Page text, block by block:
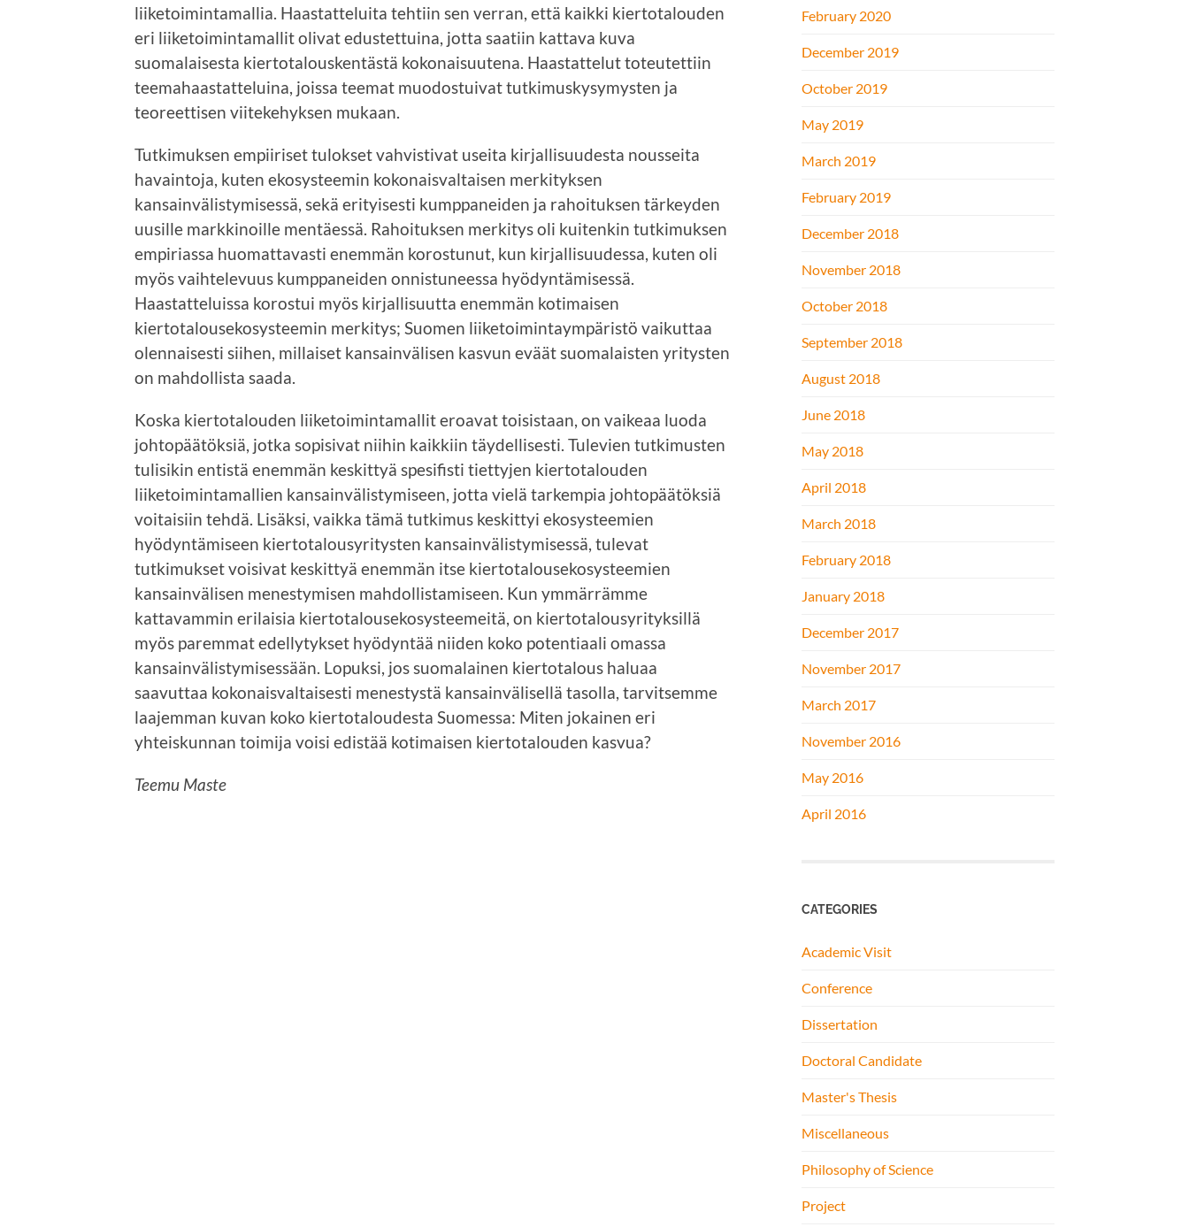
liiketoimintamallia. Haastatteluita tehtiin sen verran, että kaikki kiertotalouden
eri liiketoimintamallit olivat edustettuina, jotta saatiin kattava kuva
suomalaisesta kiertotalouskentästä kokonaisuutena. Haastattelut toteutettiin
teemahaastatteluina, joissa teemat muodostuivat tutkimuskysymysten ja
teoreettisen viitekehyksen mukaan.
Tutkimuksen empiiriset tulokset vahvistivat useita kirjallisuudesta nousseita
havaintoja, kuten ekosysteemin kokonaisvaltaisen merkityksen
kansainvälistymisessä, sekä erityisesti kumppaneiden ja rahoituksen tärkeyden
uusille markkinoille mentäessä. Rahoituksen merkitys oli kuitenkin tutkimuksen
empiriassa huomattavasti enemmän korostunut, kun kirjallisuudessa, kuten oli
myös vaihtelevuus kumppaneiden onnistuneessa hyödyntämisessä.
Haastatteluissa korostui myös kirjallisuutta enemmän kotimaisen
kiertotalousekosysteemin merkitys; Suomen liiketoimintaympäristö vaikuttaa
olennaisesti siihen, millaiset kansainvälisen kasvun eväät suomalaisten yritysten
on mahdollista saada.
Koska kiertotalouden liiketoimintamallit eroavat toisistaan, on vaikeaa luoda
johtopäätöksiä, jotka sopisivat niihin kaikkiin täydellisesti. Tulevien tutkimusten
tulisikin entistä enemmän keskittyä spesifisti tiettyjen kiertotalouden
liiketoimintamallien kansainvälistymiseen, jotta vielä tarkempia johtopäätöksiä
voitaisiin tehdä. Lisäksi, vaikka tämä tutkimus keskittyi ekosysteemien
hyödyntämiseen kiertotalousyritysten kansainvälistymisessä, tulevat
tutkimukset voisivat keskittyä enemmän itse kiertotalousekosysteemien
kansainvälisen menestymisen mahdollistamiseen. Kun ymmärrämme
kattavammin erilaisia kiertotalousekosysteemeitä, on kiertotalousyrityksillä
myös paremmat edellytykset hyödyntää niiden koko potentiaali omassa
kansainvälistymisessään. Lopuksi, jos suomalainen kiertotalous haluaa
saavuttaa kokonaisvaltaisesti menestystä kansainvälisellä tasolla, tarvitsemme
laajemman kuvan koko kiertotaloudesta Suomessa: Miten jokainen eri
yhteiskunnan toimija voisi edistää kotimaisen kiertotalouden kasvua?
Teemu Maste
February 2020
December 2019
October 2019
May 2019
March 2019
February 2019
December 2018
November 2018
October 2018
September 2018
August 2018
June 2018
May 2018
April 2018
March 2018
February 2018
January 2018
December 2017
November 2017
March 2017
November 2016
May 2016
April 2016
CATEGORIES
Academic Visit
Conference
Dissertation
Doctoral Candidate
Master's Thesis
Miscellaneous
Philosophy of Science
Project